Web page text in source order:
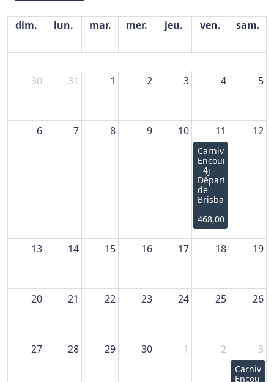
dim. lun. mar. mer. jeu. ven. sam.
30 31 1 2 3 4 5
6 7 8 9 10 11
Carnival
Encounter
- 4j -
Départ
de
Brisbane
-
468,00€
12
13 14 15 16 17 18 19
20 21 22 23 24 25 26
27 28 29 30 1 2 3
Carnival